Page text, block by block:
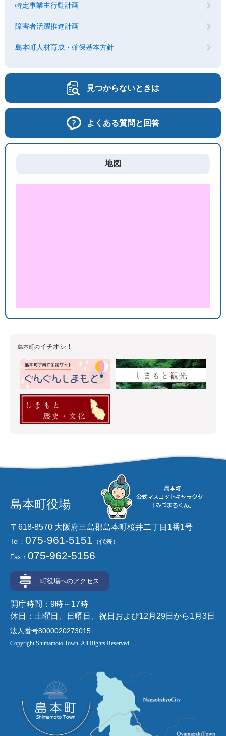
特定事業主行動計画
障害者活躍推進計画
島本町人材育成・確保基本方針
見つからないときは
よくある質問と回答
地図
島本町のイチオシ！
島本町役場
〒618-8570 大阪府三島郡島本町桜井二丁目1番1号
Tel： 075-961-5151 （代表）
Fax： 075-962-5156
町役場へのアクセス
開庁時間：9時～17時
休日：土曜日、日曜日、祝日および12月29日から1月3日
法人番号8000020273015
Copyright Shimamoto Town. All Rights Reserved.